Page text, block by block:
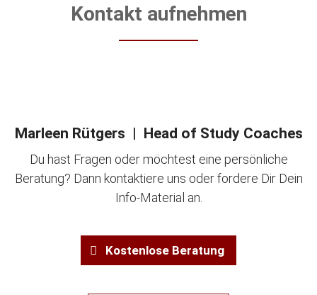
Kontakt aufnehmen
Marleen Rütgers | Head of Study Coaches
Du hast Fragen oder möchtest eine persönliche
Beratung? Dann kontaktiere uns oder fordere Dir Dein
Info-Material an.
Kostenlose Beratung